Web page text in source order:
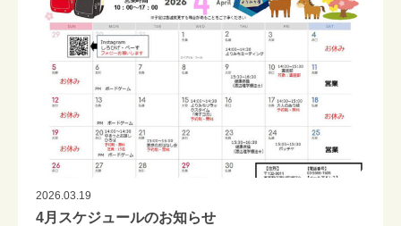
2026.03.19
4月スケジュールのお知らせ